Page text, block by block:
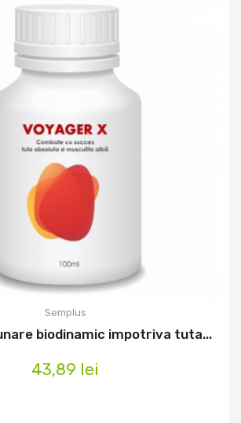
Semplus
biodinamic impotriva tuta...
43,89 lei